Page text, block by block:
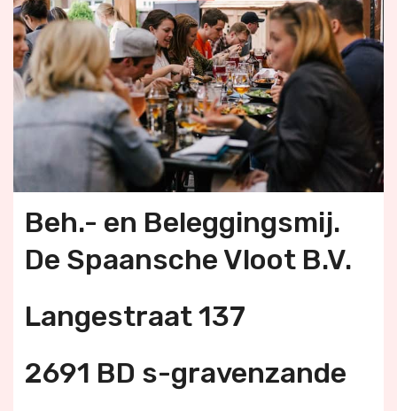
Beh.- en Beleggingsmij.
De Spaansche Vloot B.V.
Langestraat 137
2691 BD s-gravenzande